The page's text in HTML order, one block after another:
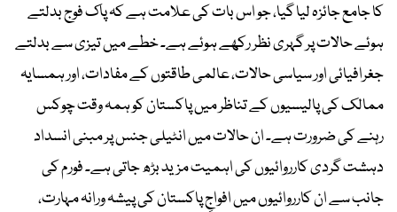
کا جامع جائزہ لیا گیا، جو اس بات کی علامت ہے کہ پاک فوج بدلتے
ہوئے حالات پر گہری نظر رکھے ہوئے ہے۔ خطے میں تیزی سے بدلتے
جغرافیائی اور سیاسی حالات، عالمی طاقتوں کے مفادات، اور ہمسایہ
ممالک کی پالیسیوں کے تناظر میں پاکستان کو ہمہ وقت چوکس
رہنے کی ضرورت ہے۔ ان حالات میں انٹیلی جنس پر مبنی انسداد
دہشت گردی کارروائیوں کی اہمیت مزید بڑھ جاتی ہے۔ فورم کی
جانب سے ان کارروائیوں میں افواجِ پاکستان کی پیشہ ورانہ مہارت،